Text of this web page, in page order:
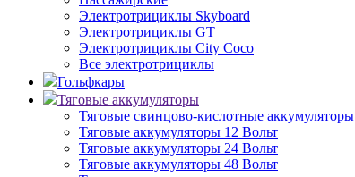
Электротрициклы Skyboard
Электротрициклы GT
Электротрициклы City Coco
Все электротрициклы
Гольфкары
Тяговые аккумуляторы
Тяговые свинцово-кислотные аккумуляторы
Тяговые аккумуляторы 12 Вольт
Тяговые аккумуляторы 24 Вольт
Тяговые аккумуляторы 48 Вольт